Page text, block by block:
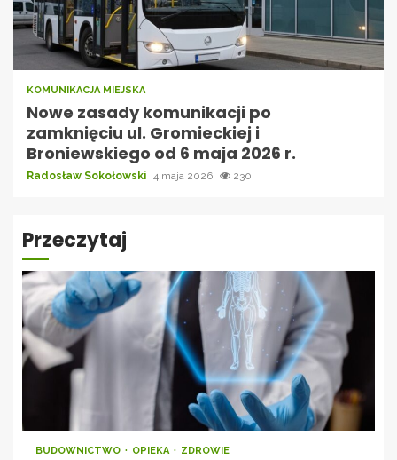
KOMUNIKACJA MIEJSKA
Nowe zasady komunikacji po
zamknięciu ul. Gromieckiej i
Broniewskiego od 6 maja 2026 r.
Radosław Sokołowski 4 maja 2026 230
Przeczytaj
BUDOWNICTWO OPIEKA ZDROWIE